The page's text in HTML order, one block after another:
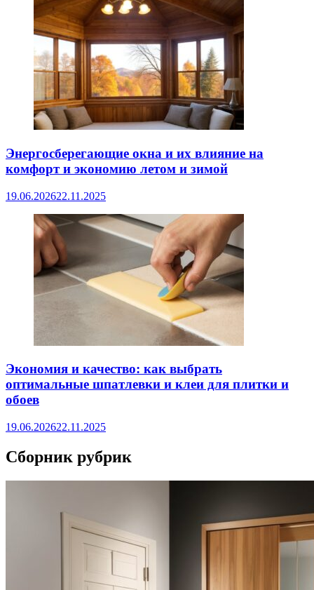
Энергосберегающие окна и их влияние на
комфорт и экономию летом и зимой
19.06.202622.11.2025
Экономия и качество: как выбрать
оптимальные шпатлевки и клеи для плитки и
обоев
19.06.202622.11.2025
Сборник рубрик